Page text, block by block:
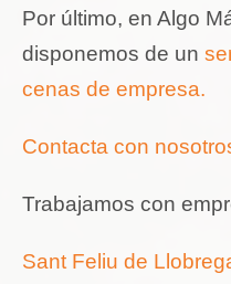
Por último, en Algo
disponemos de un
cenas de empresa.
Contacta con
Trabajamos con
Sant Feliu de